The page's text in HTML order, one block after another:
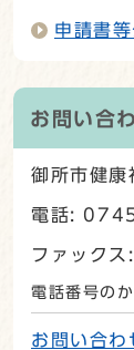
申請書
お問い合
御所市健康
電話:
ファック
電話番号の
お問い合わ